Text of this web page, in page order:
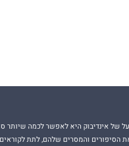
של אינדיבוק היא לאפשר לכמה שיותר
הסיפורים והמסרים שלהם, לתת